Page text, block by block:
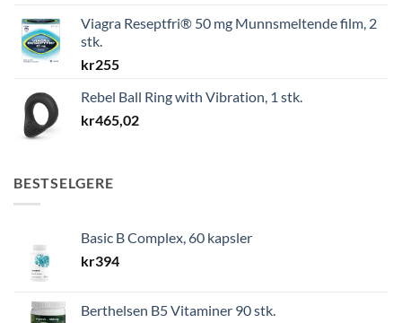
Viagra Reseptfri® 50 mg Munnsmeltende film, 2
stk.
kr255
Rebel Ball Ring with Vibration, 1 stk.
kr465,02
BESTSELGERE
Basic B Complex, 60 kapsler
kr394
Berthelsen B5 Vitaminer 90 stk.